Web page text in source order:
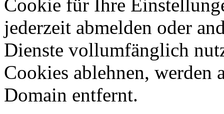
Cookie für Ihre
jederzeit abmelden oder
Dienste vollumfänglich
Cookies ablehnen, werden
Domain entfernt.